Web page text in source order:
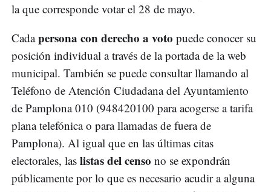
la que corresponde votar el 28 de mayo.
Cadapersona con derecho a voto puede conocer su
posición individual a través de la portada de la web
municipal. También se puede consultar llamando al
Teléfono de Atención Ciudadana del Ayuntamiento
de Pamplona 010 (948420100 para acogerse a tarifa
plana telefónica o para llamadas de fuera de
Pamplona). Al igual que en las últimas citas
electorales, las listas del censo no se expondrán
públicamente por lo que es necesario acudir a alguna